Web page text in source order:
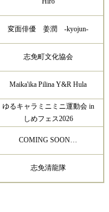
変面俳優 姜潤 -kyojun-
志免町文化協会
Maika'ika Pilina Y&R Hula
ゆるキャラミニミニ運動会 in
しめフェス2026
COMING SOON…
志免清龍隊